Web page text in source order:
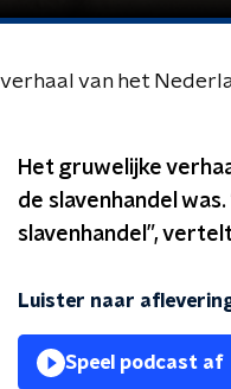
van het
Het gruwelijke
de slavenhandel
slavenhandel”,
Luister naar
Speel podcast af